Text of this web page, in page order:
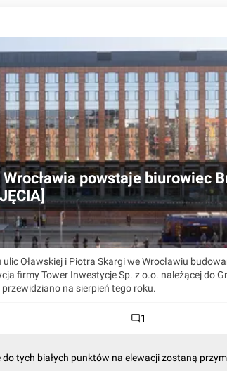
powstaje biurowiec
Oławskiej i Piotra Skargi we Wrocławiu
firmy Tower Inwestycje Sp. z o.o. należącej do
na sierpień tego roku.
1
do tych białych punktów na elewacji zostaną